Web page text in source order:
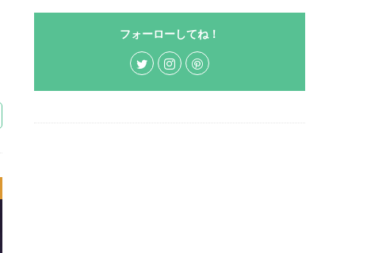
フォーローしてね！